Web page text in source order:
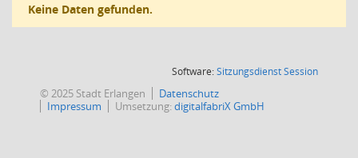
Keine Daten gefunden.
Software:SitzungsdienstSession(Wird in
© 2025 Stadt Erlangen
Datenschutz
Impressum
Umsetzung:digitalfabriX GmbH